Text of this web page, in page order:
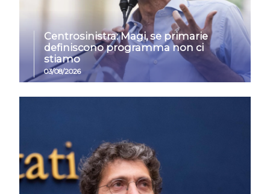
Centrosinistra: Magi, se primarie
definiscono programma non ci
stiamo
03/08/2026